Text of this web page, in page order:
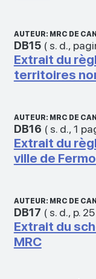
AUTEUR: MRC DE
DB15( s. d.,
Extrait du
territoires
AUTEUR: MRC DE
DB16 ( s. d., 1
Extrait du
ville de
AUTEUR: MRC DE
DB17 ( s. d., p.
Extrait du
MRC